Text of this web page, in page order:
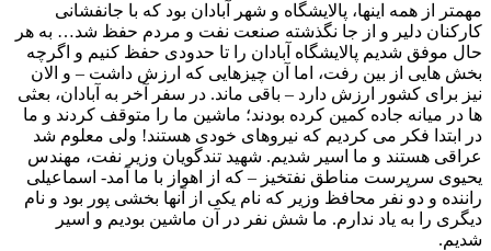
مهمتر از همه اینها، پالایشگاه و شهر آبادان بود که با جانفشانی
کارکنان دلیر و از جا نگذشته صنعت نفت و مردم حفظ شد… به هر
حال موفق شدیم پالایشگاه آبادان را تا حدودی حفظ کنیم و اگرچه
بخش هایی از بین رفت، اما آن چیزهایی که ارزش داشت – و الان
نیز برای کشور ارزش دارد – باقی ماند. در سفر آخر به آبادان، بعثی
ها در میانه جاده کمین کرده بودند؛ ماشین ما را متوقف کردند و ما
در ابتدا فکر می کردیم که نیروهای خودی هستند! ولی معلوم شد
عراقی هستند و ما اسیر شدیم. شهید تندگویان وزیر نفت، مهندس
یحیوی سرپرست مناطق نفتخیز – که از اهواز با ما آمد- اسماعیلی
راننده و دو نفر محافظ وزیر که نام یکی از آنها بخشی پور بود و نام
دیگری را به یاد ندارم. ما شش نفر در آن ماشین بودیم و اسیر
شدیم.